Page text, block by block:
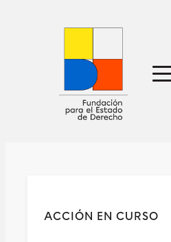
ACCIÓN EN CURSO